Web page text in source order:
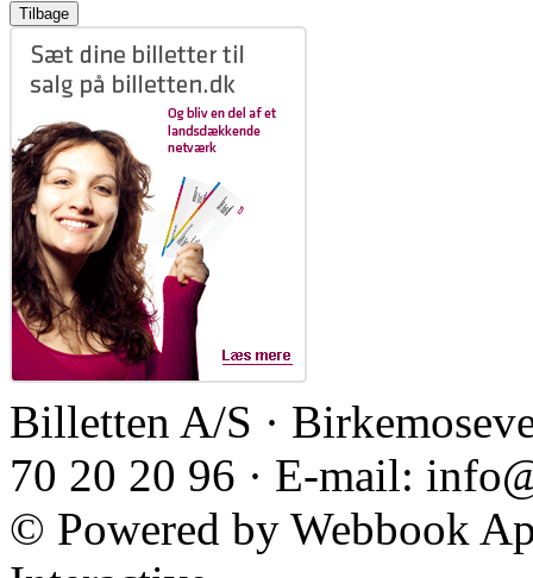
Billetten A/S ·
70 20 20 96 · E-mail:
© Powered by Webbook